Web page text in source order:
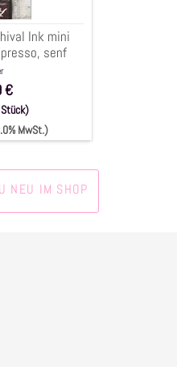
Ink mini
senf
€
MwSt.)
NEU IM SHOP